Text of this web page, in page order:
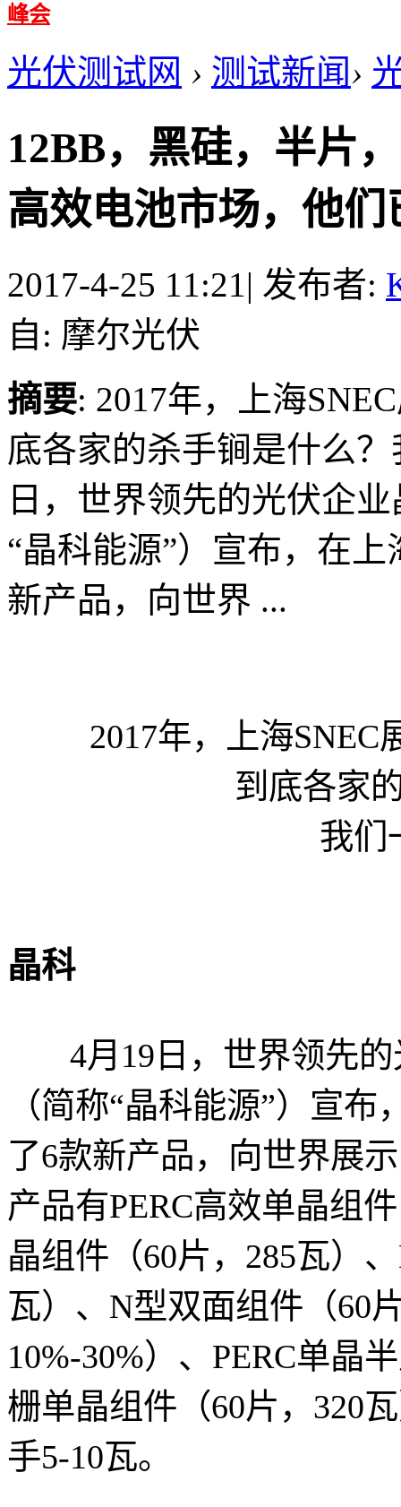
峰会
光伏测试网 › 测试新闻›
12BB，黑硅，半片
高效电池市场，他们
2017-4-25 11:21| 发布者:
自: 摩尔光伏
摘要: 2017年，上海
底各家的杀手锏是什么
日，世界领先的光伏企
“晶科能源”）宣布，在
新产品，向世界 ...
2017年，上海
到底各家
我们
晶科
4月19日，世界领先的
（简称“晶科能源”）宣
了6款新产品，向世界展
产品有PERC高效单晶组
晶组件（60片，285瓦）
瓦）、N型双面组件（60
10%-30%）、PERC单晶
栅单晶组件（60片，320
手5-10瓦。